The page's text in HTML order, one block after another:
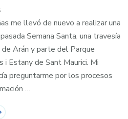
me llevó de nuevo a realizar una
Semana Santa, una travesía
Arán y parte del Parque
Estany de Sant Maurici. Mi
preguntarme por los procesos
…